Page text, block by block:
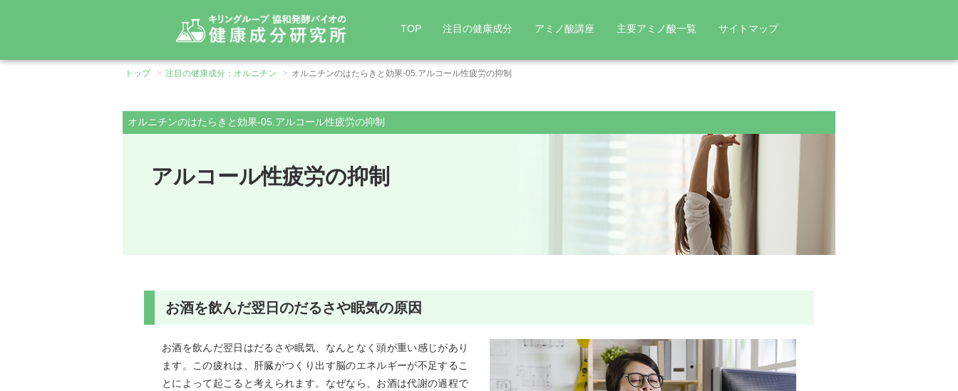
TOP 注目の健康成分
シトルリン アルギニン BCAA
. ラクティス
プラズマ
アミノ酸講座
基礎からわかるアミノ酸 アミノ酸の効果
> 集中力アップ
協和発酵バイオとアミノ酸
> 研究者インタビュー
> 協和発酵バイオの歴史・功績
> 自然の恵み「発酵」
主要アミノ酸一覧
必須アミノ酸
> トリプトファン
> ヒスチジン
> メチオニン
> リジン
非必須アミノ酸
> アスパラギン酸
> アラニン
直接タンパク質にならないアミノ酸
> オルニチン
> シトルリン
> ヒドロキシプロリン
> ギャバ(γ-アミノ酪酸)
アミノ酸と関連が深い健康成分
サイトマップ
トップ 注目の健康成分：オルニチン オルニチンのはたらきと効果-05.アルコール性疲労の抑制
オルニチンのはたらきと効果-05.アルコール性疲労の抑制
アルコール性疲労の抑制
お酒を飲んだ翌日のだるさや眠気の原因
お酒を飲んだ翌日はだるさや眠気、なんとなく頭が重い感じがあり
ます。この疲れは、肝臓がつくり出す脳のエネルギーが不足するこ
とによって起こると考えられます。なぜなら、お酒は代謝の過程で